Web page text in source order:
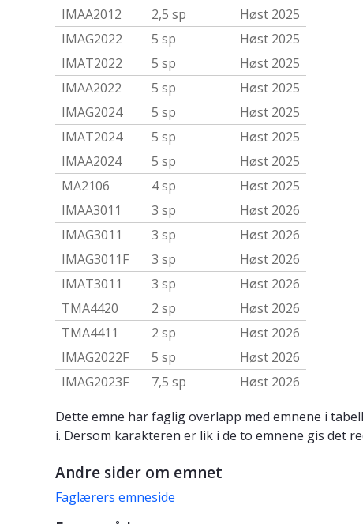
IMAA2012
2,5 sp
Høst 2025
IMAG2022
5 sp
Høst 2025
IMAT2022
5 sp
Høst 2025
IMAA2022
5 sp
Høst 2025
IMAG2024
5 sp
Høst 2025
IMAT2024
5 sp
Høst 2025
IMAA2024
5 sp
Høst 2025
MA2106
4 sp
Høst 2025
IMAA3011
3 sp
Høst 2026
IMAG3011
3 sp
Høst 2026
IMAG3011F
3 sp
Høst 2026
IMAT3011
3 sp
Høst 2026
TMA4420
2 sp
Høst 2026
TMA4411
2 sp
Høst 2026
IMAG2022F
5 sp
Høst 2026
IMAG2023F
7,5 sp
Høst 2026
Dette emne har faglig overlapp med emnene i
i. Dersom karakteren er lik i de to emnene gis det
Andre sider om emnet
Faglærers emneside